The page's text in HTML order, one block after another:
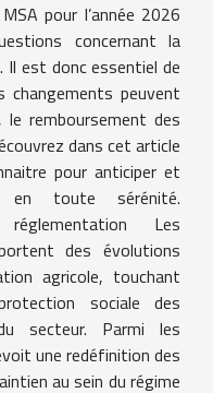
pour l’année 2026
concernant la
Il est donc essentiel de
changements peuvent
remboursement des
dans cet article
pour anticiper et
en toute sérénité.
Les
des évolutions
agricole, touchant
sociale des
secteur. Parmi les
une redéfinition des
au sein du régime